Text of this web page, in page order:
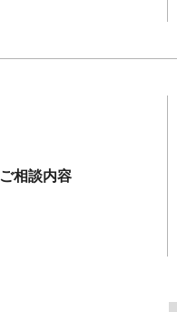
ご相談内容